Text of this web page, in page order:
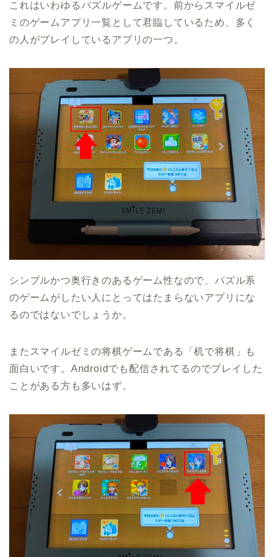
これはいわゆるパズルゲームです。前からスマイルゼ
ミのゲームアプリ一覧として君臨しているため、多く
の人がプレイしているアプリの一つ。
シンプルかつ奥行きのあるゲーム性なので、パズル系
のゲームがしたい人にとってはたまらないアプリにな
るのではないでしょうか。
またスマイルゼミの将棋ゲームである「机で将棋」も
面白いです。Androidでも配信されてるのでプレイした
ことがある方も多いはず。